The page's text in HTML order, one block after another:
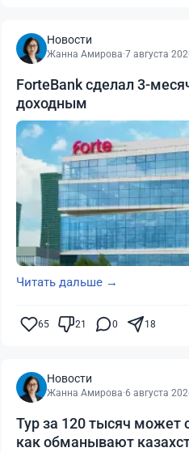
Новости
Жанна Амирова·7 августа
ForteBank сделал 3-
доходным
Читать дальше →
65 21 0 18
Новости
Жанна Амирова·6 августа
Тур за 120 тысяч может
как обманывают